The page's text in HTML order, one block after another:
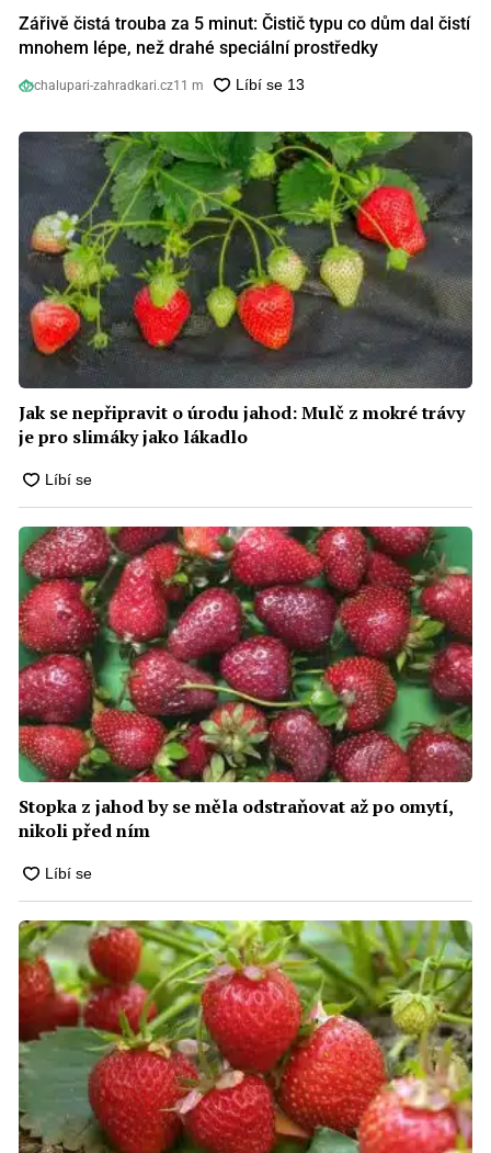
Zářivě čistá trouba za 5 minut: Čistič typu co dům dal čistí
mnohem lépe, než drahé speciální prostředky
chalupari-zahradkari.cz11 m
Jak se nepřipravit o úrodu jahod: Mulč z mokré trávy
je pro slimáky jako lákadlo
Stopka z jahod by se měla odstraňovat až po omytí,
nikoli před ním